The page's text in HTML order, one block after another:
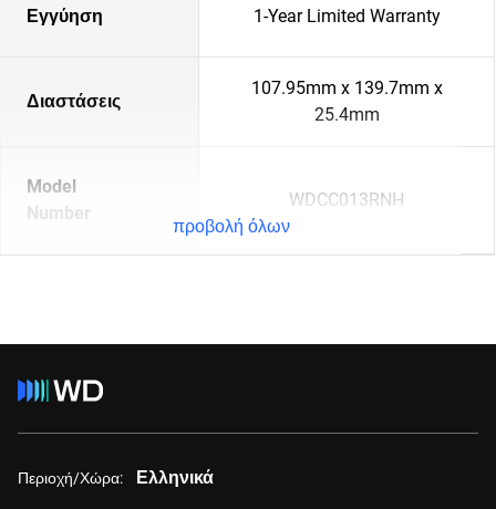
Εγγύηση 1-Year Limited Warranty
Διαστάσεις
107.95mm x 139.7mm x
25.4mm
Model
Number
WDCC013RNH
προβολή όλων
Περιοχή/Χώρα: Ελληνικά